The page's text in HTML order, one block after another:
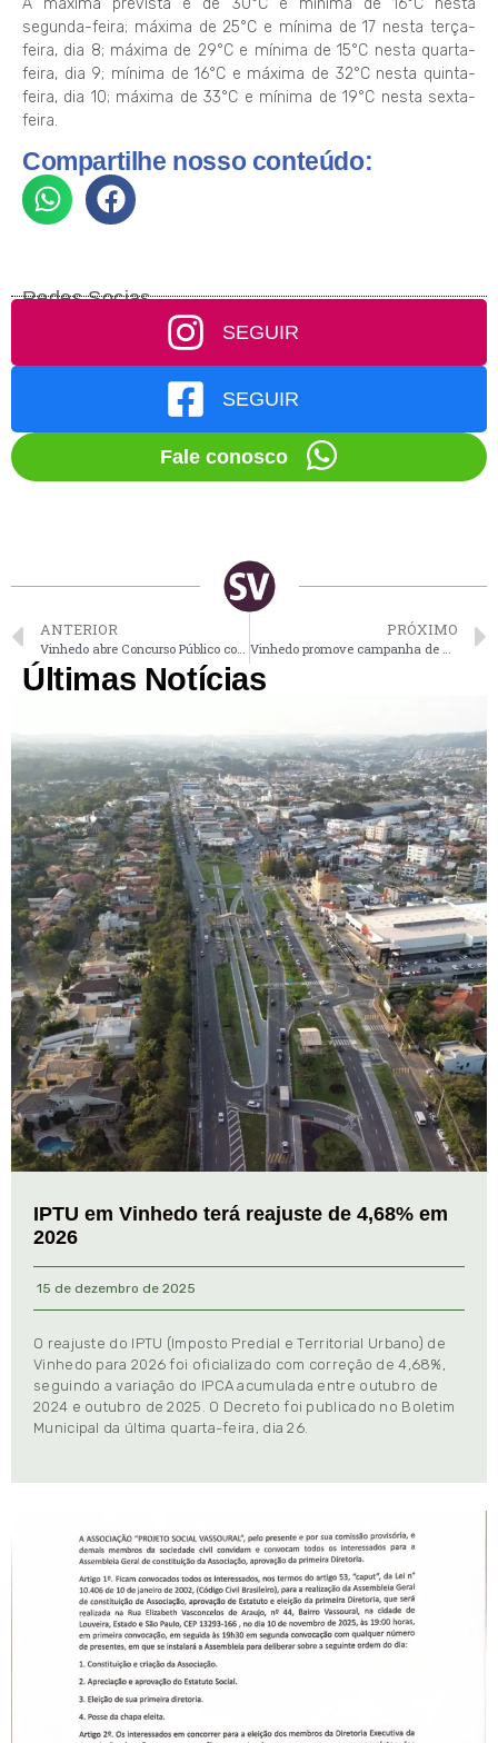
A máxima prevista é de 30°C e mínima de 16°C nesta
segunda-feira; máxima de 25°C e mínima de 17 nesta terça-
feira, dia 8; máxima de 29°C e mínima de 15°C nesta quarta-
feira, dia 9; mínima de 16°C e máxima de 32°C nesta quinta-
feira, dia 10; máxima de 33°C e mínima de 19°C nesta sexta-
feira.
Compartilhe nosso conteúdo:
Redes Socias
SEGUIR
SEGUIR
Fale conosco
ANTERIOR PRÓXIMO
Últimas Notícias
IPTU em Vinhedo terá reajuste de 4,68% em
2026
15 de dezembro de 2025
O reajuste do IPTU (Imposto Predial e Territorial Urbano) de
Vinhedo para 2026 foi oficializado com correção de 4,68%,
seguindo a variação do IPCA acumulada entre outubro de
2024 e outubro de 2025. O Decreto foi publicado no Boletim
Municipal da última quarta-feira, dia 26.